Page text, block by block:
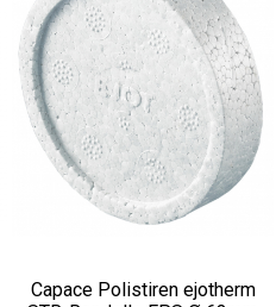
Capace Polistiren ejotherm